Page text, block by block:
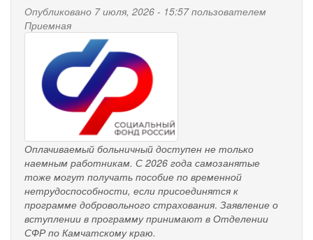
Опубликовано 7 июля, 2026 - 15:57 пользователем
Приемная
pensionnyy_fond.png
Оплачиваемый больничный доступен не только
наемным работникам. С 2026 года самозанятые
тоже могут получать пособие по временной
нетрудоспособности, если присоединятся к
программе добровольного страхования. Заявление о
вступлении в программу принимают в Отделении
СФР по Камчатскому краю.